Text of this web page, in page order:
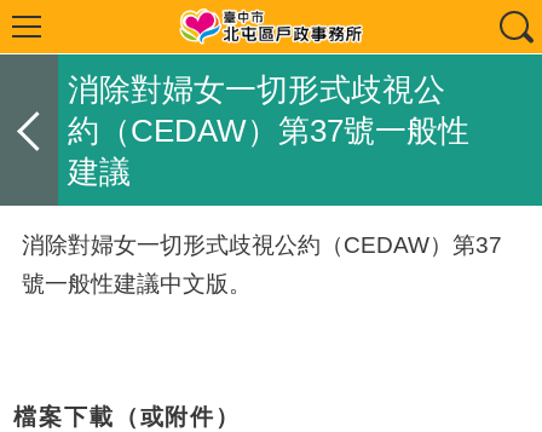
消除對婦女一切形式歧視公
約（CEDAW）第37號一般性
建議
消除對婦女一切形式歧視公約（CEDAW）第37
號一般性建議中文版。
檔案下載（或附件）